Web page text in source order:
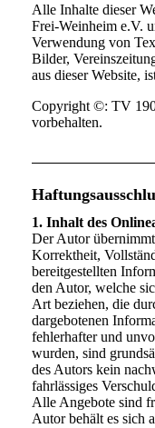
Alle Inhalte dieser
Frei-Weinheim e.V.
Verwendung von
Bilder,
aus dieser Website,
Copyright ©: TV
vorbehalten.
1. Inhalt des
Der Autor
Korrektheit,
bereitgestellten
den Autor, welche
Art beziehen, die
dargebotenen
fehlerhafter und
wurden, sind
des Autors kein
fahrlässiges
Alle Angebote sind
Autor behält es sich